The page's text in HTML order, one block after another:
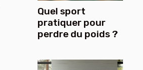
Quel sport
pratiquer pour
perdre du poids ?